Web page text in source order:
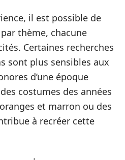
il est possible de
thème, chacune
Certaines recherches
sont plus sensibles aux
d’une époque
costumes des années
et marron ou des
à recréer cette